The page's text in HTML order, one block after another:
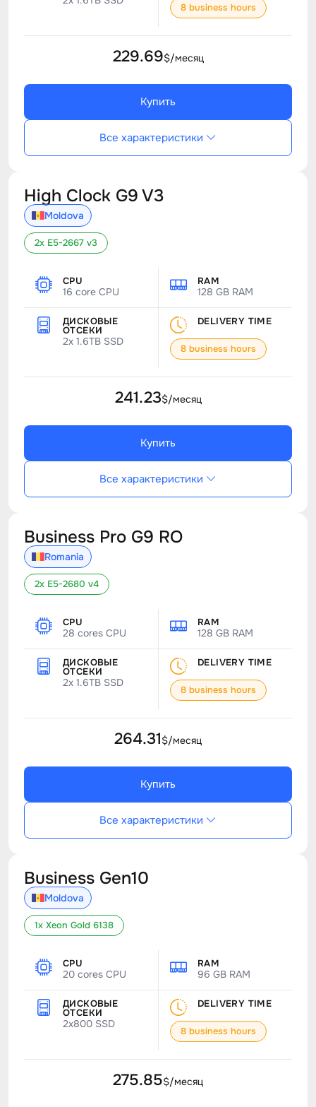
8 business hours
229.69$/месяц
Купить
Все характеристики
High Clock G9 V3
Moldova
2x E5-2667 v3
CPU
16 core CPU
RAM
128 GB RAM
ДИСКОВЫЕ
ОТСЕКИ
2x 1.6TB SSD
DELIVERY TIME
8 business hours
241.23$/месяц
Купить
Все характеристики
Business Pro G9 RO
Romania
2x E5-2680 v4
CPU
28 cores CPU
RAM
128 GB RAM
ДИСКОВЫЕ
ОТСЕКИ
2x 1.6TB SSD
DELIVERY TIME
8 business hours
264.31$/месяц
Купить
Все характеристики
Business Gen10
Moldova
1x Xeon Gold 6138
CPU
20 cores CPU
RAM
96 GB RAM
ДИСКОВЫЕ
ОТСЕКИ
2x800 SSD
DELIVERY TIME
8 business hours
275.85$/месяц